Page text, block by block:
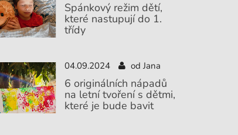
Spánkový režim dětí,
které nastupují do 1.
třídy
04.09.2024 od Jana
6 originálních nápadů
na letní tvoření s dětmi,
které je bude bavit